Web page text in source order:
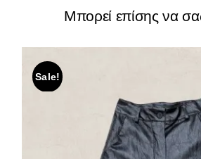
Μπορεί επίσης να
Sale!